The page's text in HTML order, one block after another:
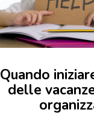
Quando
delle